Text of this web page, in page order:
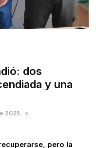
dos
y una
2025
pero la